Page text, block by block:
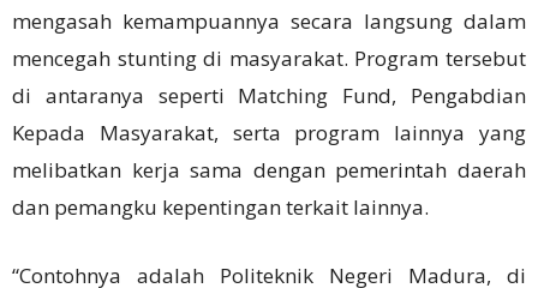
mengasah kemampuannya secara langsung dalam
mencegah stunting di masyarakat. Program tersebut
di antaranya seperti Matching Fund, Pengabdian
Kepada Masyarakat, serta program lainnya yang
melibatkan kerja sama dengan pemerintah daerah
dan pemangku kepentingan terkait lainnya.
“Contohnya adalah Politeknik Negeri Madura, di